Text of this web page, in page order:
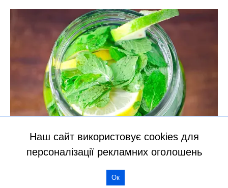
Наш сайт використовує cookies для
персоналізації рекламних оголошень
Ок